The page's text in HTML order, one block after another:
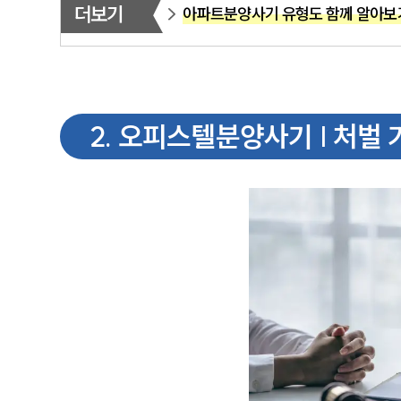
더보기 아파트분양사기 유형도 함께 알아보
2. 오피스텔분양사기 | 처벌